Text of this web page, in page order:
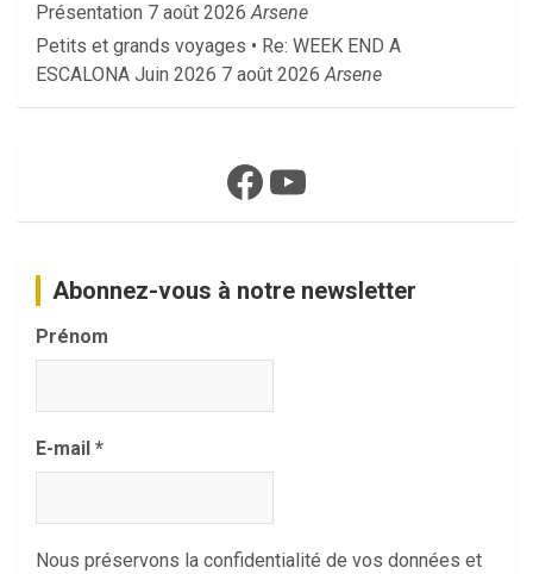
Présentation 7 août 2026 Arsene
Petits et grands voyages • Re: WEEK END A
ESCALONA Juin 2026 7 août 2026 Arsene
Facebook
YouTube
Abonnez-vous à notre newsletter
Prénom
E-mail *
Nous préservons la confidentialité de vos données et